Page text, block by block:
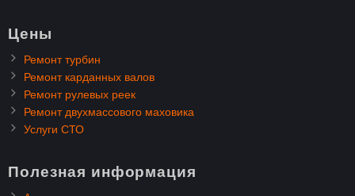
Цены
Ремонт турбин
Ремонт карданных валов
Ремонт рулевых реек
Ремонт двухмассового маховика
Услуги СТО
Полезная информация